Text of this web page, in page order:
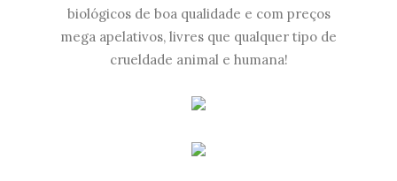
biológicos de boa qualidade e com preços
mega apelativos, livres que qualquer tipo de
crueldade animal e humana!